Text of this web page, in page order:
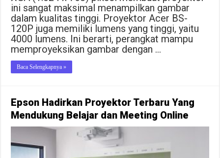
ini sangat maksimal menampilkan gambar
dalam kualitas tinggi. Proyektor Acer BS-
120P juga memiliki lumens yang tinggi, yaitu
4000 lumens. Ini berarti, perangkat mampu
memproyeksikan gambar dengan …
Baca Selengkapnya »
Epson Hadirkan Proyektor Terbaru Yang
Mendukung Belajar dan Meeting Online